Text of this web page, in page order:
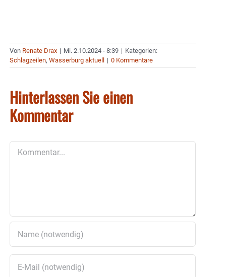
Von Renate Drax | Mi. 2.10.2024 - 8:39 | Kategorien:
Schlagzeilen, Wasserburg aktuell | 0 Kommentare
Hinterlassen Sie einen
Kommentar